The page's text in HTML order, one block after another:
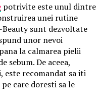
potrivite este unul dintre
unei rutine
sunt dezvoltate
unor nevoi
la calmarea pielii
sebum. De aceea,
este recomandat sa iti
care doresti sa le